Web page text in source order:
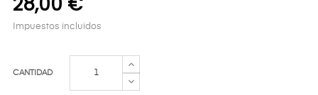
Impuestos incluidos
CANTIDAD